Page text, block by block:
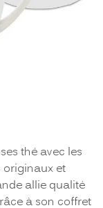
thé avec les
originaux et
allie qualité
à son coffret